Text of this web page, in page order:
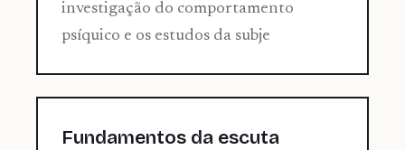
investigação do comportamento
psíquico e os estudos da subje
Fundamentos da escuta